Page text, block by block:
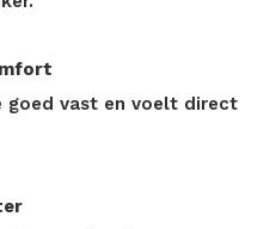
goed vast en voelt direct